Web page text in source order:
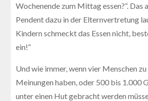
Wochenende zum Mittag essen?“. Das
Pendent dazu in der Elternvertretung
Kindern schmeckt das Essen nicht,
ein!“
Und wie immer, wenn vier Menschen
Meinungen haben, oder 500 bis 1.000
unter einen Hut gebracht werden